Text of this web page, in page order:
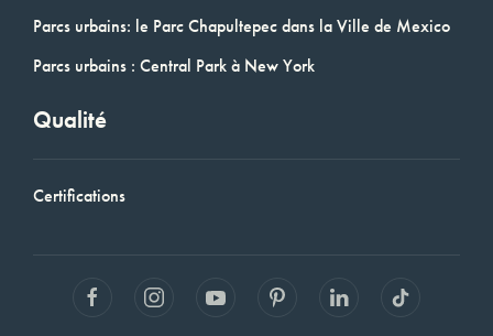
Parcs urbains: le Parc Chapultepec dans la Ville de Mexico
Parcs urbains : Central Park à New York
Qualité
Certifications